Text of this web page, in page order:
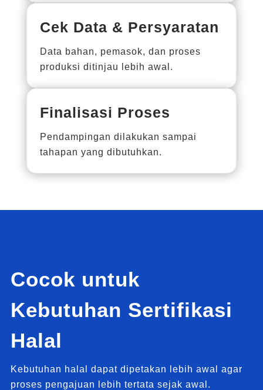
Cek Data & Persyaratan
Data bahan, pemasok, dan proses
produksi ditinjau lebih awal.
Finalisasi Proses
Pendampingan dilakukan sampai
tahapan yang dibutuhkan.
Cocok untuk
Kebutuhan Sertifikasi
Halal
Kebutuhan halal dapat dipetakan lebih awal agar
proses pengajuan lebih tertata sejak awal.